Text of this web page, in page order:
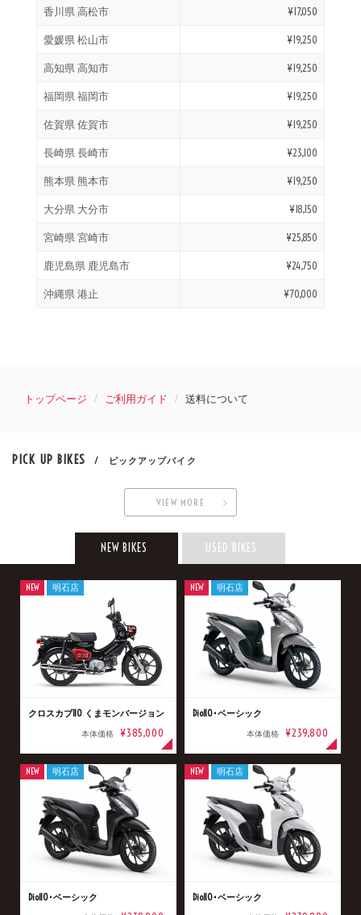
香川県 高松市 ¥17,050
愛媛県 松山市 ¥19,250
高知県 高知市 ¥19,250
福岡県 福岡市 ¥19,250
佐賀県 佐賀市 ¥19,250
長崎県 長崎市 ¥23,100
熊本県 熊本市 ¥19,250
大分県 大分市 ¥18,150
宮崎県 宮崎市 ¥25,850
鹿児島県 鹿児島市 ¥24,750
沖縄県 港止 ¥70,000
トップページ ご利用ガイド 送料について
PICK UP BIKES / ピックアップバイク
VIEW MORE
NEW BIKES USED BIKES
クロスカブ110 くまモンバージョン
本体価格 ¥385,000
NEW 明石店
Dio110･ベーシック
本体価格 ¥239,800
NEW 明石店
Dio110･ベーシック
NEW 明石店
Dio110･ベーシック
NEW 明石店